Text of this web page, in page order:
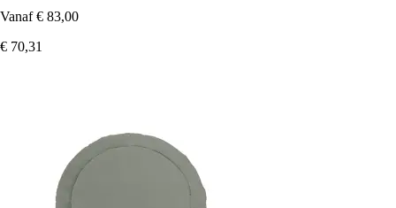
Vanaf € 83,00
€ 70,31